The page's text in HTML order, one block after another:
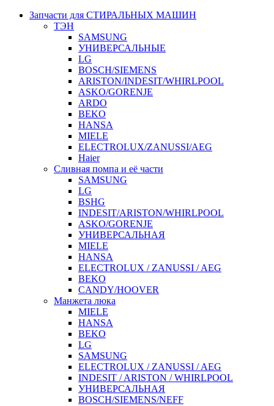
Запчасти для СТИРАЛЬНЫХ МАШИН
ТЭН
SAMSUNG
УНИВЕРСАЛЬНЫЕ
LG
BOSCH/SIEMENS
ARISTON/INDESIT/WHIRLPOOL
ASKO/GORENJE
ARDO
BEKO
HANSA
MIELE
ELECTROLUX/ZANUSSI/AEG
Haier
Сливная помпа и её части
SAMSUNG
LG
BSHG
INDESIT/ARISTON/WHIRLPOOL
ASKO/GORENJE
УНИВЕРСАЛЬНАЯ
MIELE
HANSA
ELECTROLUX / ZANUSSI / AEG
BEKO
CANDY/HOOVER
Манжета люка
MIELE
HANSA
BEKO
LG
SAMSUNG
ELECTROLUX / ZANUSSI / AEG
INDESIT / ARISTON / WHIRLPOOL
УНИВЕРСАЛЬНАЯ
BOSCH/SIEMENS/NEFF